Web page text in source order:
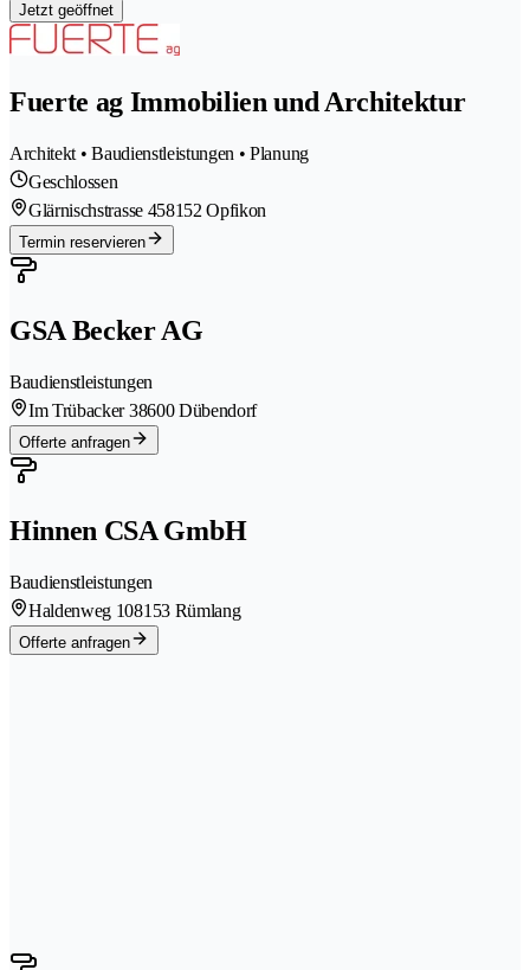
Jetzt geöffnet
Fuerte ag Immobilien und Architektur
Architekt • Baudienstleistungen • Planung
Geschlossen
Glärnischstrasse 458152 Opfikon
Termin reservieren
GSA Becker AG
Baudienstleistungen
Im Trübacker 38600 Dübendorf
Offerte anfragen
Hinnen CSA GmbH
Baudienstleistungen
Haldenweg 108153 Rümlang
Offerte anfragen